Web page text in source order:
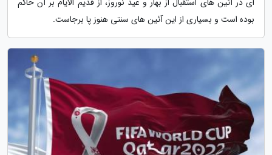
ای در آئین های استقبال از بهار و عید نوروز، از قدیم الایام بر آن حاکم
بوده است و بسیاری از این آئین های سنتی هنوز پا برجاست.